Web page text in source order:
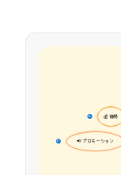
💰 価格
16
📢 プロモーション
17